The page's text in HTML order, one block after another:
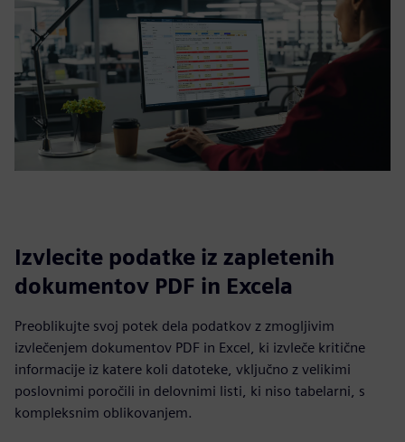
Izvlecite podatke iz zapletenih
dokumentov PDF in Excela
Preoblikujte svoj potek dela podatkov z zmogljivim
izvlečenjem dokumentov PDF in Excel, ki izvleče kritične
informacije iz katere koli datoteke, vključno z velikimi
poslovnimi poročili in delovnimi listi, ki niso tabelarni, s
kompleksnim oblikovanjem.